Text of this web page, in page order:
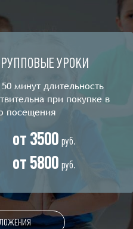
УРОКИ
минут длительность
при покупке в
посещения
от 3500 руб.
от 5800 руб.